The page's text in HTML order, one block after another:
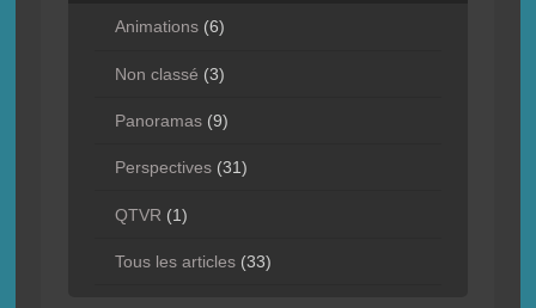
Animations(6)
Non classé (3)
Panoramas(9)
Perspectives(31)
QTVR (1)
Tous les articles(33)